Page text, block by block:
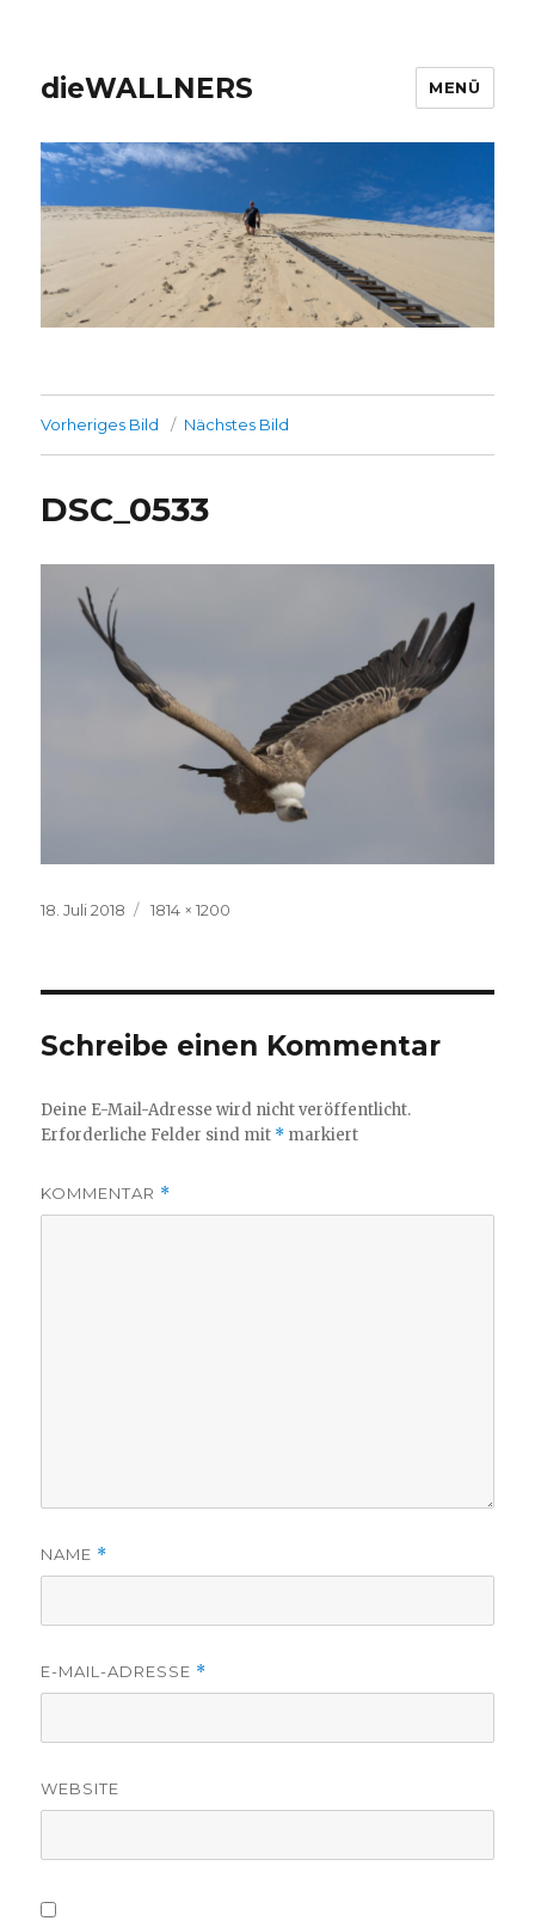
dieWALLNERS MENÜ
Vorheriges Bild Nächstes Bild
DSC_0533
Veröffentlicht
18. Juli 2018
Volle
1814 × 1200
Schreibe einen Kommentar
Deine E-Mail-Adresse wird nicht veröffentlicht.
Erforderliche Felder sind mit * markiert
KOMMENTAR *
NAME *
E-MAIL-ADRESSE *
WEBSITE